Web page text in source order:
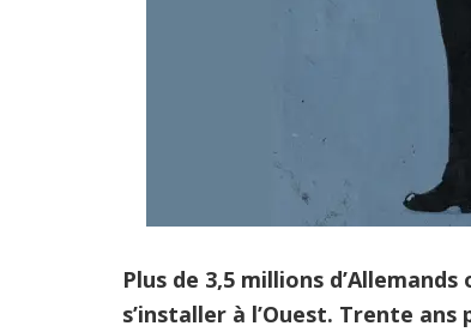
Plus de 3,5 millions
s’installer à l’Ouest. Trente